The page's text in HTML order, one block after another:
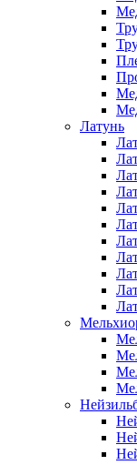
Латунь